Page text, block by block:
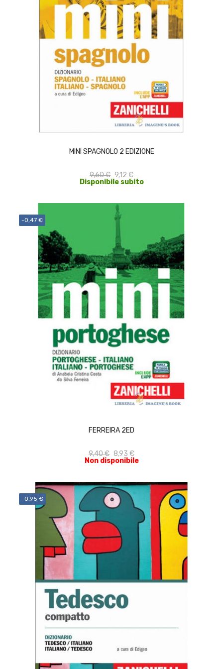
MINI SPAGNOLO 2 EDIZIONE
9,60 € 9,12 €
Disponibile subito
-0,47 €
FERREIRA 2ED
9,40 € 8,93 €
Non disponibile
-0,95 €